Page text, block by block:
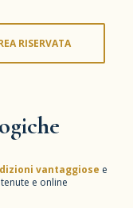
RISERVATA
vantaggiose e
e online